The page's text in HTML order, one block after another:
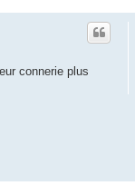
connerie plus